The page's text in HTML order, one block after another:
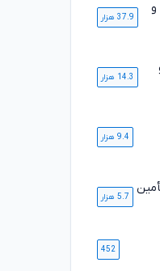
بنیاد وکلا
و
37.9 هزار
14.3 هزار
9.4 هزار
5.7 هزار
452